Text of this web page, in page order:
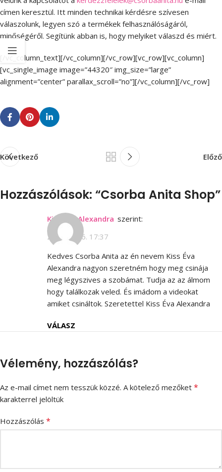
címen keresztül. Itt minden technikai kérdésre szívesen
válaszolunk, legyen szó a termékek felhasználóságáról,
minőségéről. Segítünk abban is, hogy melyiket válaszd és miért.
[/vc_column_text][/vc_column][/vc_row][vc_row][vc_column]
[vc_single_image image=”44320″ img_size=”large”
alignment=”center” parallax_scroll=”no”][/vc_column][/vc_row]
Következő Előző
Hozzászólások: “Csorba Anita Shop”
Kiss Éva Alexandra szerint:
2021.02.16. 17:37
Kedves Csorba Anita az én nevem Kiss Éva
Alexandra nagyon szeretném hogy meg csinája
meg légyszives a szobámat. Tudja az az álmom
hogy találkozak veled. És imádom a videokat
amiket csináltok. Szeretettel Kiss Éva Alexandra
VÁLASZ
Vélemény, hozzászólás?
Az e-mail címet nem tesszük közzé. A kötelező mezőket *
karakterrel jelöltük
Hozzászólás *